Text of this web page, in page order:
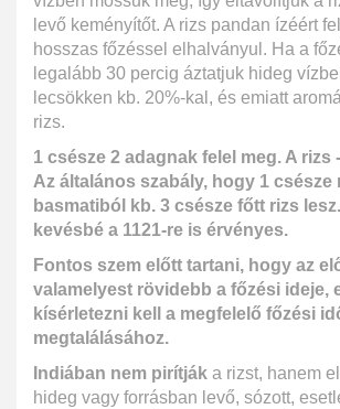
levő keményítőt. A rizs pandan ízéért
hosszas főzéssel elhalványul. Ha a
legalább 30 percig áztatjuk hideg
lecsökken kb. 20%-kal, és emiatt
rizs.
1 csésze 2 adagnak felel meg. A rizs
Az általános szabály, hogy 1 csésze
basmatiból kb. 3 csésze főtt rizs
kevésbé a 1121-re is érvényes.
Fontos szem előtt tartani, hogy az
valamelyest rövidebb a főzési ideje,
kísérletezni kell a megfelelő főzési
megtalálásához.
Indiában nem pirítják a rizst, hanem
hideg vagy forrásban levő, sózott,